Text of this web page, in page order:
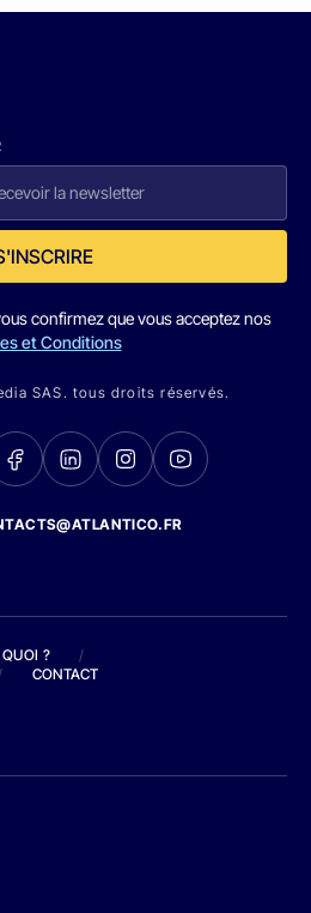
confirmez que vous acceptez nos
et Conditions
SAS. tous droits réservés.
?
/
CONTACT